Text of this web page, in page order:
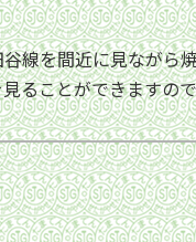
線を間近に見ながら
ることができますの